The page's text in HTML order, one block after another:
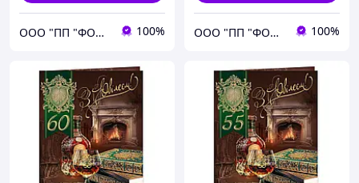
ООО "ПП "ФОЛИО ПЛЮС" 100% ООО "ПП "ФОЛИО ПЛЮС" 100%